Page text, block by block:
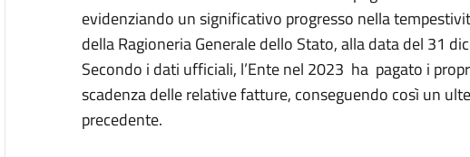
evidenziando un significativo progresso nella
della Ragioneria Generale dello Stato, alla data del 31
Secondo i dati ufficiali, l’Ente nel 2023 ha pagato i
scadenza delle relative fatture, conseguendo così un
precedente.